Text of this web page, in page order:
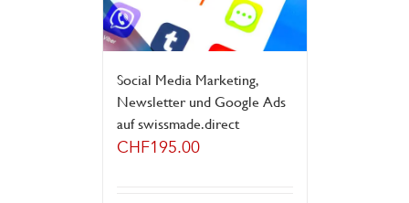
Social Media Marketing,
Newsletter und Google Ads
auf swissmade.direct
CHF195.00